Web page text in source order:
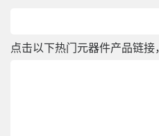
点击以下热门元器件产品链接